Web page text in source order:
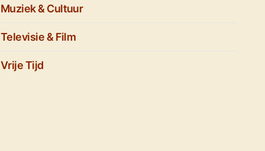
Muziek & Cultuur
Televisie & Film
Vrije Tijd